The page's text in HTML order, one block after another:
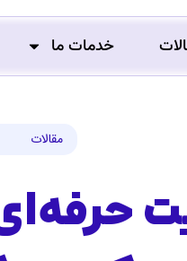
خدمات ما
مقالات